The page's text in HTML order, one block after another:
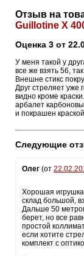
Отзыв на
Guillotine X
Оценка 3 от
У меня такой у
все же взять 56,
Внешне стикс
Друг стреляет уже
видно кроме
арбалет
и покрашен
Следующие
Олег (от
Хорошая
склад большой,
Дальше 50
берет, но все
простой
если хотите
комплект с